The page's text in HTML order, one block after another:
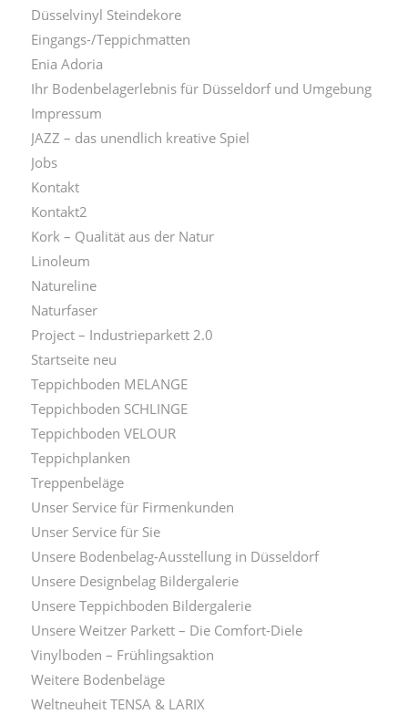
Düsselvinyl Steindekore
Eingangs-/Teppichmatten
Enia Adoria
Ihr Bodenbelagerlebnis für Düsseldorf und Umgebung
Impressum
JAZZ – das unendlich kreative Spiel
Jobs
Kontakt
Kontakt2
Kork – Qualität aus der Natur
Linoleum
Natureline
Naturfaser
Project – Industrieparkett 2.0
Startseite neu
Teppichboden MELANGE
Teppichboden SCHLINGE
Teppichboden VELOUR
Teppichplanken
Treppenbeläge
Unser Service für Firmenkunden
Unser Service für Sie
Unsere Bodenbelag-Ausstellung in Düsseldorf
Unsere Designbelag Bildergalerie
Unsere Teppichboden Bildergalerie
Unsere Weitzer Parkett – Die Comfort-Diele
Vinylboden – Frühlingsaktion
Weitere Bodenbeläge
Weltneuheit TENSA & LARIX